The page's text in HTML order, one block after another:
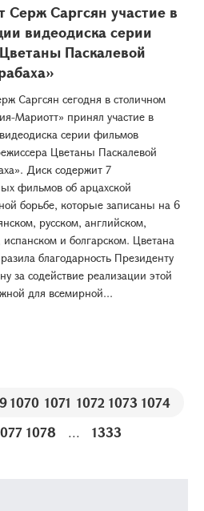
Серж Саргсян участие в
видеодиска серии
Паскалевой
Саргсян сегодня в столичном
Мариотт» принял участие в
серии фильмов
Цветаны Паскалевой
Диск содержит 7
фильмов об арцахской
борьбе, которые записаны на 6
русском, английском,
и болгарском. Цветана
благодарность Президенту
за содействие реализации этой
для всемирной...
1070 1071 1072 1073 1074
1078 ... 1333